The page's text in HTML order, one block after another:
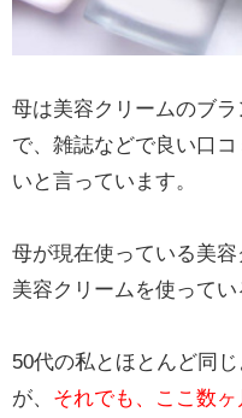
母は美容クリームのブ
で、雑誌などで良い口
いと言っています。
母が現在使っている美
美容クリームを使ってい
50代の私とほとんど同
が、 それでも、ここ数